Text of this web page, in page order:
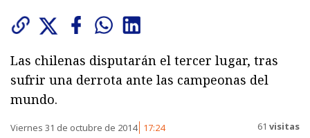
Las chilenas disputarán el tercer lugar, tras
sufrir una derrota ante las campeonas del
mundo.
Viernes 31 de octubre de 2014 17:24 61 visitas